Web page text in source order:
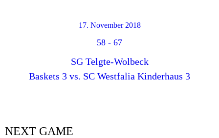
17. November 2018
58 - 67
SG Telgte-Wolbeck
Baskets 3 vs. SC Westfalia Kinderhaus 3
NEXT GAME